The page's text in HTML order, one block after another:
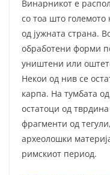
Винарникот е
со тоа што големото
од јужната страна.
обработени форми
уништени или
Некои од нив се
карпа. На тумбата
остатоци од
фрагменти од
археолошки
римскиот период.